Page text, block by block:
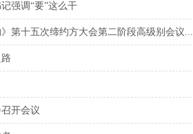
强调“要”这么干
第十五次缔约方大会第二阶段高级别会议...
开会议